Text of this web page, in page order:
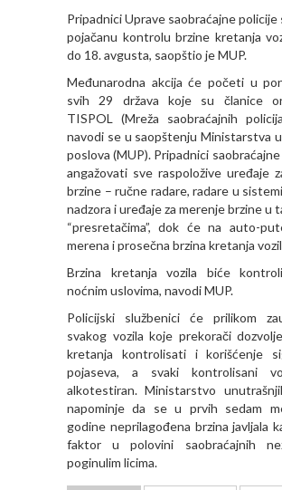
Pripadnici Uprave saobraćajne policije
pojačanu kontrolu brzine kretanja
do 18. avgusta, saopštio je MUP.
Međunarodna akcija će početi u
svih 29 država koje su članice
TISPOL (Mreža saobraćajnih
navodi se u saopštenju Ministarstva
poslova (MUP). Pripadnici
angažovati sve raspoložive uređaje
brzine – ručne radare, radare u
nadzora i uređaje za merenje brzine u
“presretačima”, dok će na auto-
merena i prosečna brzina kretanja
Brzina kretanja vozila biće
noćnim uslovima, navodi MUP.
Policijski službenici će prilikom
svakog vozila koje prekorači
kretanja kontrolisati i korišćenje
pojaseva, a svaki kontrolisani
alkotestiran. Ministarstvo
napominje da se u prvih sedam
godine neprilagođena brzina javljala
faktor u polovini saobraćajnih
poginulim licima.